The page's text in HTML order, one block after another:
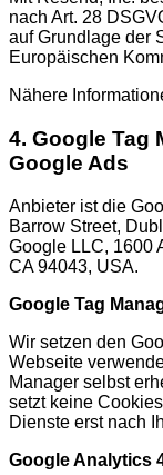
nach Art. 28
auf Grundlage der
Europäischen
Nähere
4. Google Tag
Google Ads
Anbieter ist die
Barrow Street,
Google LLC, 1600
CA 94043, USA.
Google Tag
Wir setzen den
Webseite
Manager selbst
setzt keine
Dienste erst nach
Google Analytics